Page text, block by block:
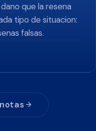
que la resena
tipo de situacion:
falsas.